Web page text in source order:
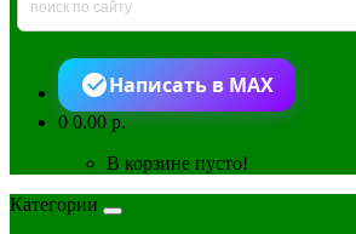
Написать в MAX
00.00 р.
В корзине пусто!
Категории